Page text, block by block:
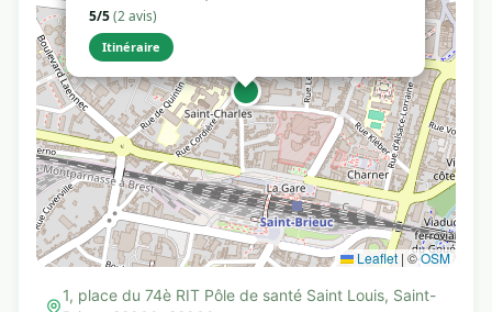
5/5(2 avis)
Itinéraire
Leaflet | ©OSM
1, place du 74è RIT Pôle de santé Saint Louis, Saint-